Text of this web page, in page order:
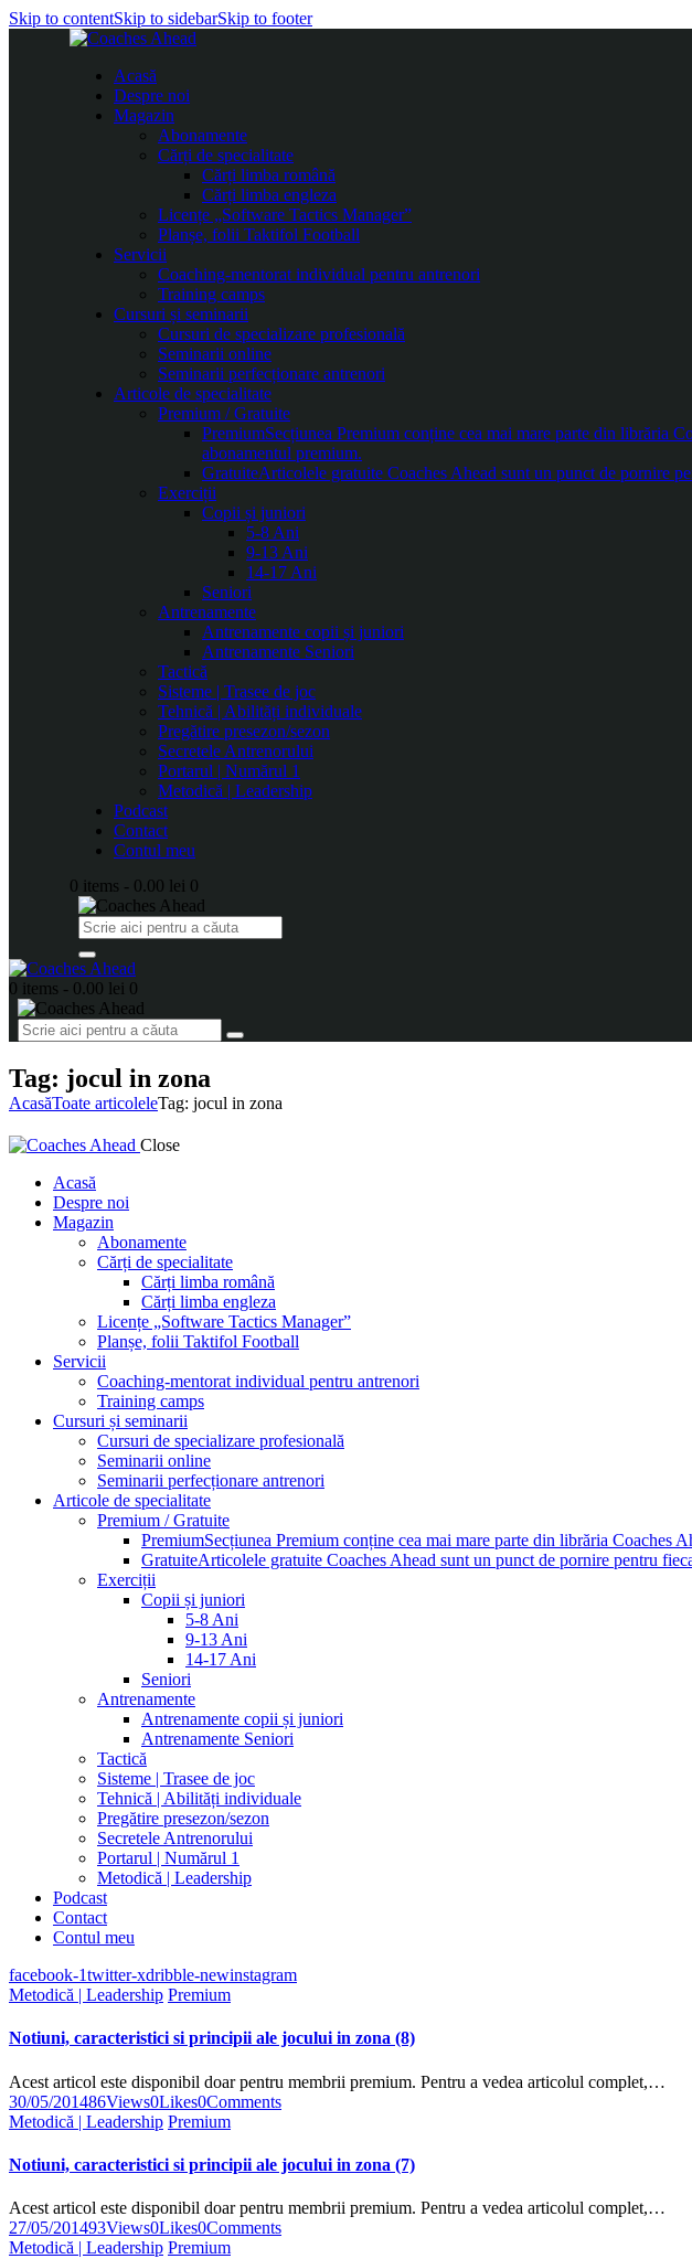
Skip to contentSkip to sidebarSkip to footer
Acasă
Despre noi
Magazin
Abonamente
Cărți de specialitate
Cărți limba română
Cărți limba engleza
Licențe „Software Tactics Manager”
Planșe, folii Taktifol Football
Servicii
Coaching-mentorat individual pentru antrenori
Training camps
Cursuri și seminarii
Cursuri de specializare profesională
Seminarii online
Seminarii perfecționare antrenori
Articole de specialitate
Premium / Gratuite
PremiumSecțiunea Premium conține cea mai mare parte din librăria
abonamentul premium.
GratuiteArticolele gratuite Coaches Ahead sunt un punct de pornire
Exerciții
Copii și juniori
5-8 Ani
9-13 Ani
14-17 Ani
Seniori
Antrenamente
Antrenamente copii și juniori
Antrenamente Seniori
Tactică
Sisteme | Trasee de joc
Tehnică | Abilități individuale
Pregătire presezon/sezon
Secretele Antrenorului
Portarul | Numărul 1
Metodică | Leadership
Podcast
Contact
Contul meu
0 items - 0.00 lei 0
0 items - 0.00 lei 0
Tag: jocul in zona
AcasăToate articoleleTag: jocul in zona
Close
Acasă
Despre noi
Magazin
Abonamente
Cărți de specialitate
Cărți limba română
Cărți limba engleza
Licențe „Software Tactics Manager”
Planșe, folii Taktifol Football
Servicii
Coaching-mentorat individual pentru antrenori
Training camps
Cursuri și seminarii
Cursuri de specializare profesională
Seminarii online
Seminarii perfecționare antrenori
Articole de specialitate
Premium / Gratuite
PremiumSecțiunea Premium conține cea mai mare parte din librăria Coaches
GratuiteArticolele gratuite Coaches Ahead sunt un punct de pornire pentru
Exerciții
Copii și juniori
5-8 Ani
9-13 Ani
14-17 Ani
Seniori
Antrenamente
Antrenamente copii și juniori
Antrenamente Seniori
Tactică
Sisteme | Trasee de joc
Tehnică | Abilități individuale
Pregătire presezon/sezon
Secretele Antrenorului
Portarul | Numărul 1
Metodică | Leadership
Podcast
Contact
Contul meu
facebook-1twitter-xdribble-newinstagram
Metodică | Leadership Premium
Notiuni, caracteristici si principii ale jocului in zona (8)
Acest articol este disponibil doar pentru membrii premium. Pentru a vedea articolul complet,…
30/05/201486Views0Likes0Comments
Metodică | Leadership Premium
Notiuni, caracteristici si principii ale jocului in zona (7)
Acest articol este disponibil doar pentru membrii premium. Pentru a vedea articolul complet,…
27/05/201493Views0Likes0Comments
Metodică | Leadership Premium